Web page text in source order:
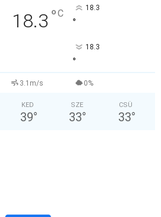
18.3 °C 18.3
°
18.3
°
3.1m/s 0%
KED
39°
SZE
33°
CSÜ
33°